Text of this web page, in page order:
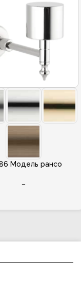
Модель рансо
–